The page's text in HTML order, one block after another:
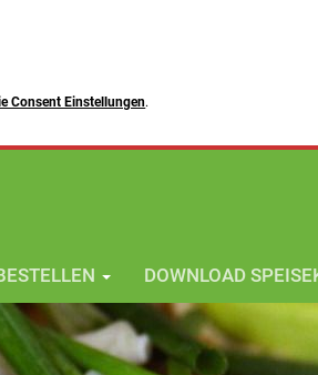
Consent Einstellungen.
DOWNLOAD